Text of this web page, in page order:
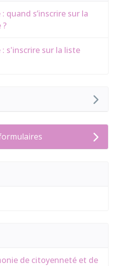
quand s’inscrire sur la
?
s'inscrire sur la liste
de citoyenneté et de